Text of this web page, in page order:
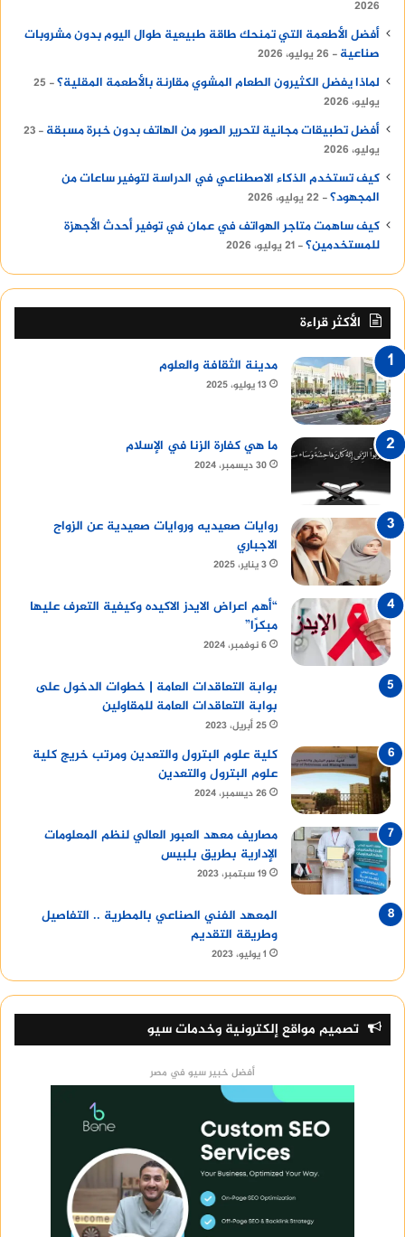
2026
أفضل الأطعمة التي تمنحك طاقة طبيعية طوال اليوم بدون مشروبات
صناعية
26 يوليو، 2026
لماذا يفضل الكثيرون الطعام المشوي مقارنة بالأطعمة المقلية؟
25
يوليو، 2026
أفضل تطبيقات مجانية لتحرير الصور من الهاتف بدون خبرة مسبقة
23
يوليو، 2026
كيف تستخدم الذكاء الاصطناعي في الدراسة لتوفير ساعات من
المجهود؟ 22 يوليو، 2026
كيف ساهمت متاجر الهواتف في عمان في توفير أحدث الأجهزة
للمستخدمين؟ 21 يوليو، 2026
الأكثر قراءة
مدينة الثقافة والعلوم
13 يوليو، 2025
ما هي كفارة الزنا في الإسلام
30 ديسمبر، 2024
روايات صعيديه وروايات صعيدية عن الزواج
الاجباري
3 يناير، 2025
“أهم اعراض الايدز الاكيده وكيفية التعرف عليها
مبكرًا”
6 نوفمبر، 2024
بوابة التعاقدات العامة | خطوات الدخول على
بوابة التعاقدات العامة للمقاولين
25 أبريل، 2023
كلية علوم البترول والتعدين ومرتب خريج كلية
علوم البترول والتعدين
26 ديسمبر، 2024
مصاريف معهد العبور العالي لنظم المعلومات
الإدارية بطريق بلبيس
19 سبتمبر، 2023
المعهد الفني الصناعي بالمطرية .. التفاصيل
وطريقة التقديم
1 يوليو، 2023
تصميم مواقع إلكترونية وخدمات سيو
أفضل خبير سيو في مصر